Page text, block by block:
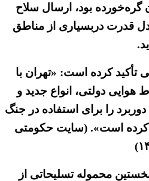
بود، ارسال سلاح
قدرت دربسیاری از مناطق
تأکید کرده است: «تهران با
دولتی، انواع جدید و
را برای استفاده در جنگ
کرده است». (سایت حکومتی
محموله تسلیحاتی از